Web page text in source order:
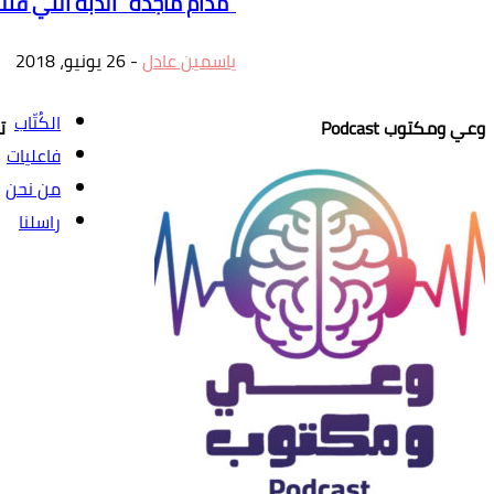
ياسمين عادل-26 يونيو، 2018
وعي ومكتوب Podcast
الكُتّاب
فاعليات
من نحن
راسلنا